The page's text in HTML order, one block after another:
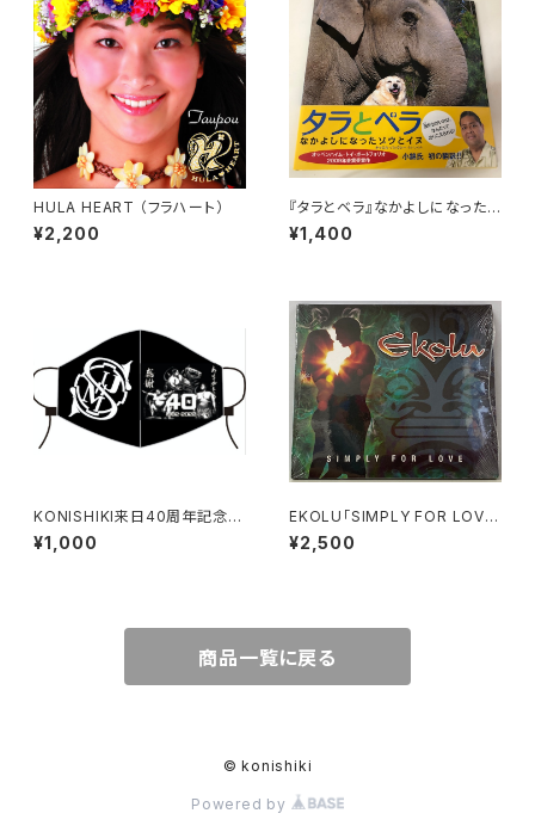
HULA HEART （フラハート）
¥2,200
『タラとベラ』なかよしになったゾ
ウとイヌ
¥1,400
KONISHIKI来日40周年記念バ
ージョン【KONISHIKIマス
ク】“普通サイズ”
¥1,000
EKOLU「SIMPLY FOR LOV
E」
¥2,500
商品一覧に戻る
© konishiki
Powered by